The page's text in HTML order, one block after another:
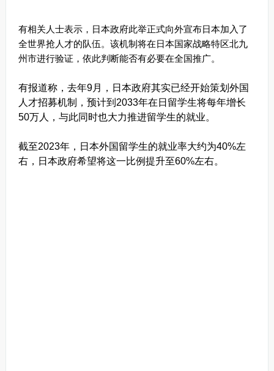
有相关人士表示，日本政府此举正式向外宣布日本加入了
全世界抢人才的队伍。该机制将在日本国家战略特区北九
州市进行验证，依此判断能否有必要在全国推广。
有报道称，去年9月，日本政府其实已经开始策划外国
人才招募机制，预计到2033年在日留学生将每年增长
50万人，与此同时也大力推进留学生的就业。
截至2023年，日本外国留学生的就业率大约为40%左
右，日本政府希望将这一比例提升至60%左右。